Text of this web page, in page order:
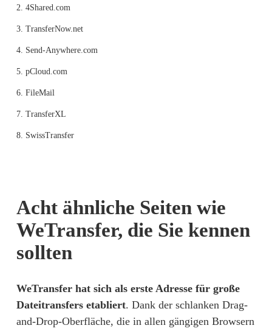
2. 4Shared.com
3. TransferNow.net
4. Send-Anywhere.com
5. pCloud.com
6. FileMail
7. TransferXL
8. SwissTransfer
Acht ähnliche Seiten wie
WeTransfer, die Sie kennen
sollten
WeTransfer hat sich als erste Adresse für große
Dateitransfers etabliert. Dank der schlanken Drag-
and-Drop-Oberfläche, die in allen gängigen Browsern